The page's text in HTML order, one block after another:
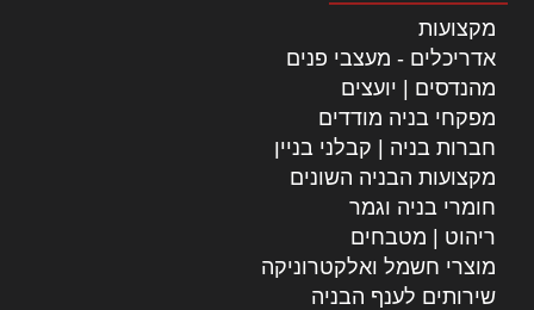
מקצועות
אדריכלים - מעצבי פנים
מהנדסים | יועצים
מפקחי בניה מודדים
חברות בניה | קבלני בניין
מקצועות הבניה השונים
חומרי בניה וגמר
ריהוט | מטבחים
מוצרי חשמל ואלקטרוניקה
שירותים לענף הבניה